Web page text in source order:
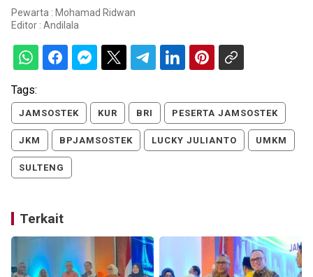
Pewarta : Mohamad Ridwan
Editor : Andilala
Tags:
JAMSOSTEK KUR BRI PESERTA JAMSOSTEK
JKM BPJAMSOSTEK LUCKY JULIANTO UMKM
SULTENG
Terkait